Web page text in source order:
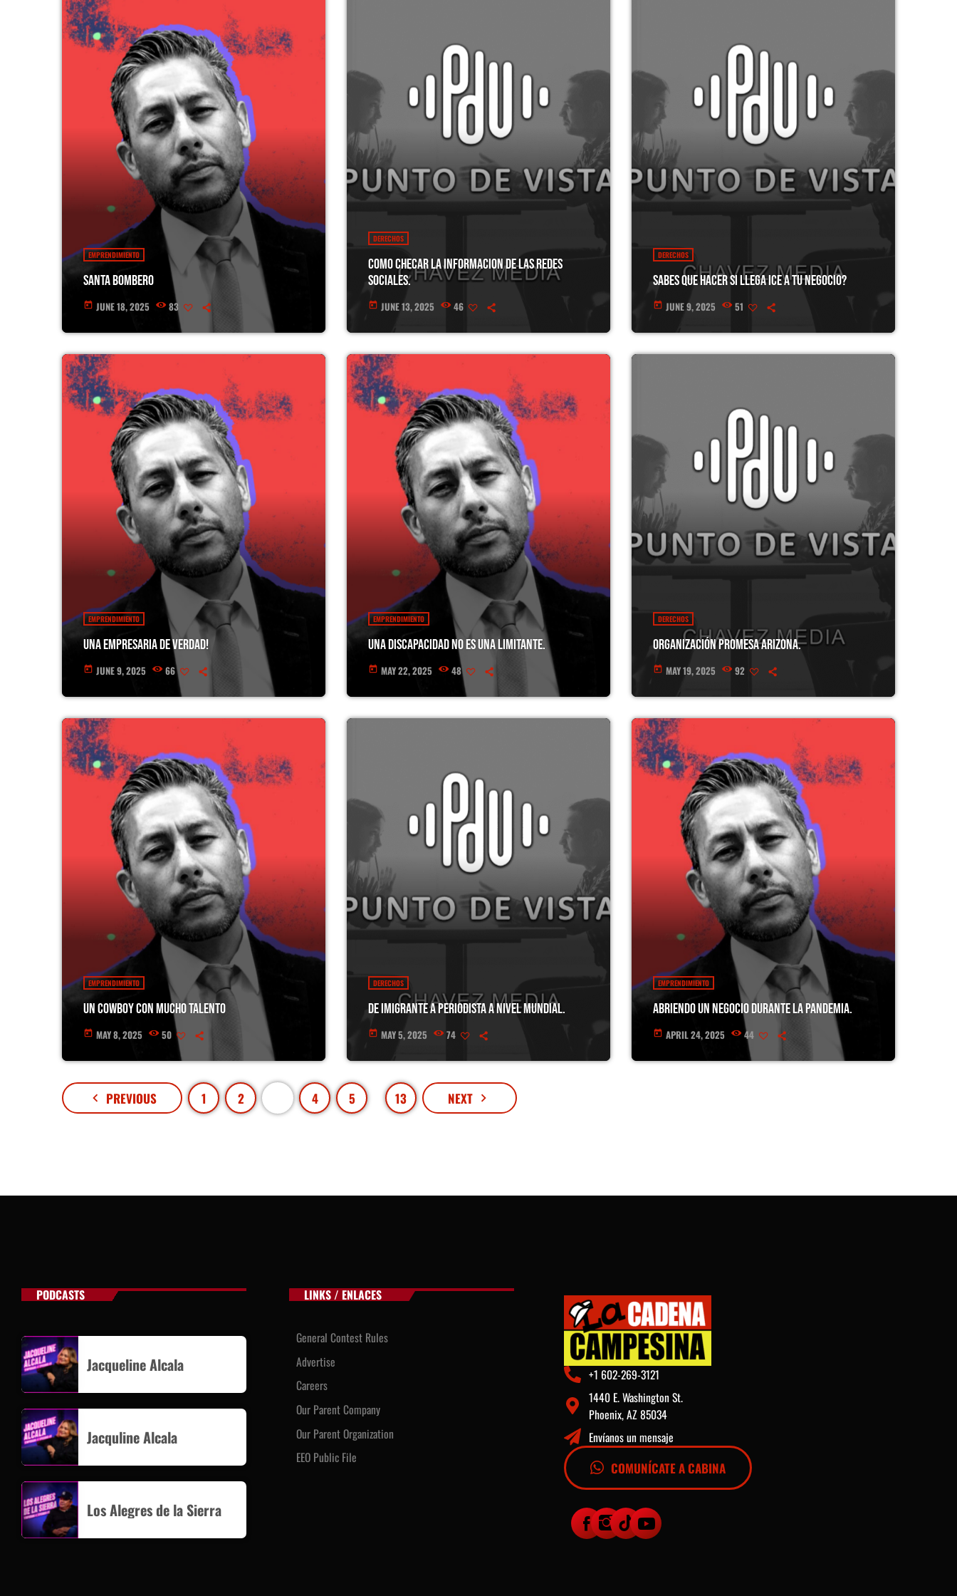
EMPRENDIMIENTO
Santa Bombero
today JUNE 18, 2025 83
DERECHOS
Como checar la informacion de las redes
sociales.
today JUNE 13, 2025 46
DERECHOS
Sabes que hacer si llega ICE a tu negocio?
today JUNE 9, 2025 51
EMPRENDIMIENTO
Una empresaria de verdad!
today JUNE 9, 2025 66
EMPRENDIMIENTO
Una discapacidad no es una limitante.
today MAY 22, 2025 48
DERECHOS
Organización Promesa Arizona.
today MAY 19, 2025 92
EMPRENDIMIENTO
Un Cowboy con mucho talento
today MAY 8, 2025 50
DERECHOS
De imigrante a periodista a nivel mundial.
today MAY 5, 2025 74
EMPRENDIMIENTO
ABRIENDO UN NEGOCIO DURANTE LA PANDEMIA.
today APRIL 24, 2025 44
navigate_before PREVIOUS 1 2 4 5 13 NEXT navigate_next
PODCASTS
Jacqueline Alcala
Jacquline Alcala
Los Alegres de la Sierra
LINKS / ENLACES
General Contest Rules
Advertise
Careers
Our Parent Company
Our Parent Organization
EEO Public File
+1 602-269-3121
1440 E. Washington St.
Phoenix, AZ 85034
Envíanos un mensaje
COMUNÍCATE A CABINA